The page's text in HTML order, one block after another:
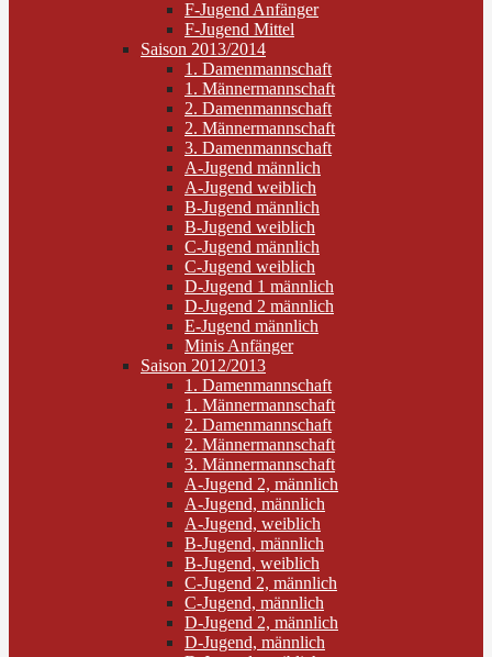
F-Jugend Anfänger
F-Jugend Mittel
Saison 2013/2014
1. Damenmannschaft
1. Männermannschaft
2. Damenmannschaft
2. Männermannschaft
3. Damenmannschaft
A-Jugend männlich
A-Jugend weiblich
B-Jugend männlich
B-Jugend weiblich
C-Jugend männlich
C-Jugend weiblich
D-Jugend 1 männlich
D-Jugend 2 männlich
E-Jugend männlich
Minis Anfänger
Saison 2012/2013
1. Damenmannschaft
1. Männermannschaft
2. Damenmannschaft
2. Männermannschaft
3. Männermannschaft
A-Jugend 2, männlich
A-Jugend, männlich
A-Jugend, weiblich
B-Jugend, männlich
B-Jugend, weiblich
C-Jugend 2, männlich
C-Jugend, männlich
D-Jugend 2, männlich
D-Jugend, männlich